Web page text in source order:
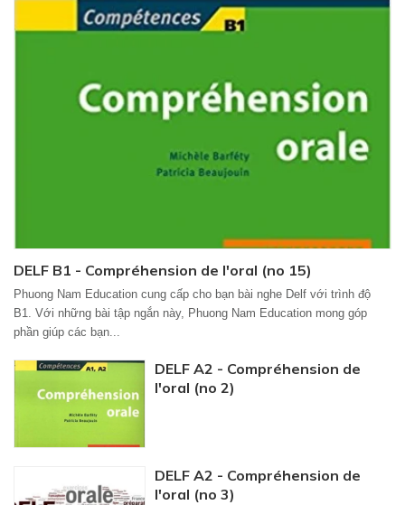
DELF B1 - Compréhension de l'oral (no 15)
Phuong Nam Education cung cấp cho bạn bài nghe Delf với trình độ
B1. Với những bài tập ngắn này, Phuong Nam Education mong góp
phần giúp các bạn...
DELF A2 - Compréhension de
l'oral (no 2)
DELF A2 - Compréhension de
l'oral (no 3)